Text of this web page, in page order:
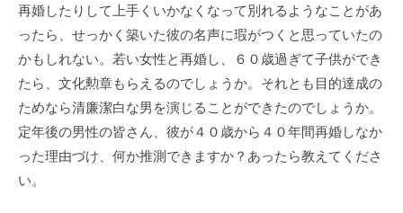
再婚したりして上手くいかなくなって別れるようなことがあ
ったら、せっかく築いた彼の名声に瑕がつくと思っていたの
かもしれない。若い女性と再婚し、６０歳過ぎて子供ができ
たら、文化勲章もらえるのでしょうか。それとも目的達成の
ためなら清廉潔白な男を演じることができたのでしょうか。
定年後の男性の皆さん、彼が４０歳から４０年間再婚しなか
った理由づけ、何か推測できますか？あったら教えてくださ
い。